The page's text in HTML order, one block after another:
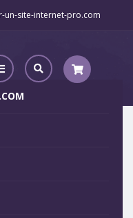
un-site-internet-pro.com